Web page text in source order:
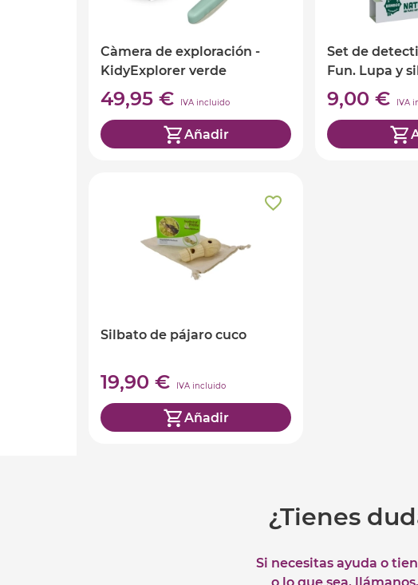
Càmera de exploración -
KidyExplorer verde
49,95 € IVA incluido
Añadir
Set de
Fun. Lupa y
9,00 € IVA
Silbato de pájaro cuco
19,90 € IVA incluido
Añadir
¿Tienes
Si necesitas ayuda o